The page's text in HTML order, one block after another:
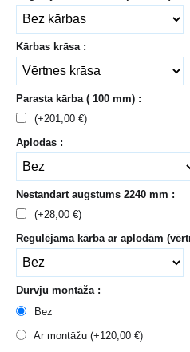
Kārbas krāsa :
Parasta kārba ( 100 mm) :
(+201,00 €)
Aplodas :
Nestandart augstums 2240 mm :
(+28,00 €)
Regulējama kārba ar aplodām
Durvju montāža :
Bez
Ar montāžu (+120,00 €)